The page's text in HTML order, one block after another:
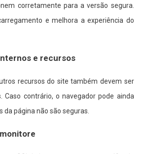
corretamente para a versão segura.
e melhora a experiência do
e recursos
recursos do site também devem ser
Caso contrário, o navegador pode ainda
da página não são seguras.